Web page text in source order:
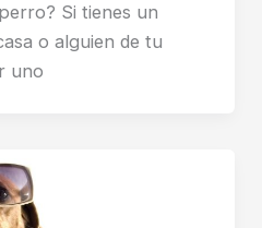
Si tienes un
o alguien de tu
uno